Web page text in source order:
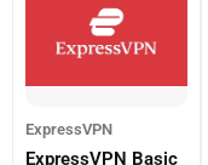
ExpressVPN
ExpressVPN Basic